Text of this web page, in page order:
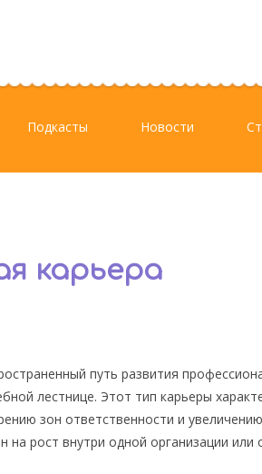
Подкасты Новости
карьера
путь развития
лестнице. Этот тип карьеры
зон ответственности и
рост внутри одной организации или